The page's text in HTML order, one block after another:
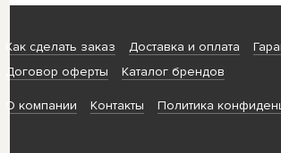
Как сделать заказ Доставка и оплата
Договор оферты
Каталог брендов
О компании Контакты Политика